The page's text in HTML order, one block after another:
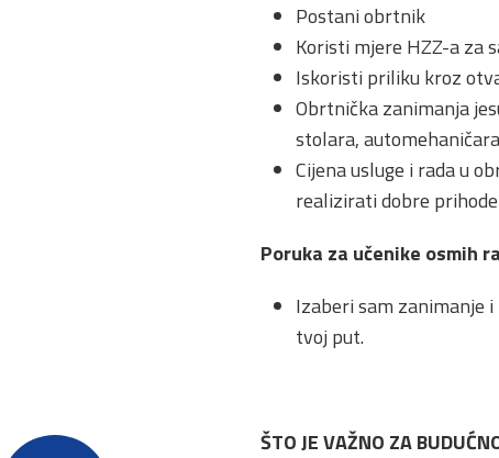
Postani obrtnik
Koristi mjere HZZ-a za
Iskoristi priliku kroz
Obrtnička zanimanja
stolara,
Cijena usluge i rada u
realizirati dobre
Poruka za učenike osmih
Izaberi sam zanimanje
tvoj put.
ŠTO JE VAŽNO ZA